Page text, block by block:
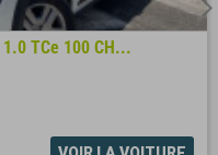
TCe 100 CH...